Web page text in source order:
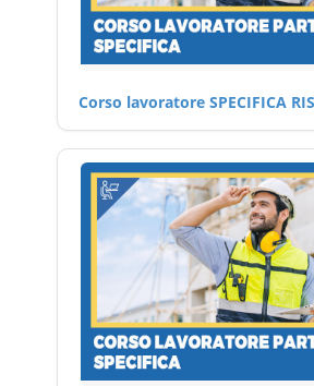
Corso lavoratore SPECIFICA